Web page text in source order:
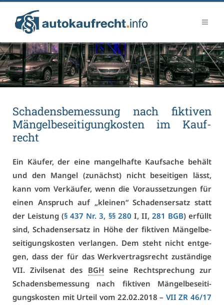
Scha­dens­be­mes­sung nach fik­ti­ven
Män­gel­be­sei­ti­gungkos­ten im Kauf­
recht
Ein Käu­fer, der ei­ne man­gel­haf­te Kauf­sa­che be­hält
und den Man­gel (zu­nächst) nicht be­sei­ti­gen lässt,
kann vom Ver­käu­fer, wenn die Vor­aus­set­zun­gen für
ei­nen An­spruch auf „klei­nen“ Scha­dens­er­satz statt
der Leis­tung (§ 437 Nr. 3, §§ 280 I, II, 281 BGB) er­füllt
sind, Scha­dens­er­satz in Hö­he der fik­ti­ven Män­gel­be­
sei­ti­gungs­kos­ten ver­lan­gen. Dem steht nicht ent­ge­
gen, dass der für das Werk­ver­trags­recht zu­stän­di­ge
VII. Zi­vil­se­nat des BGH sei­ne Recht­spre­chung zur
Scha­dens­be­mes­sung nach fik­ti­ven Män­gel­be­sei­ti­
gungs­kos­ten mit Ur­teil vom 22.02.2018 – VII ZR 46/17